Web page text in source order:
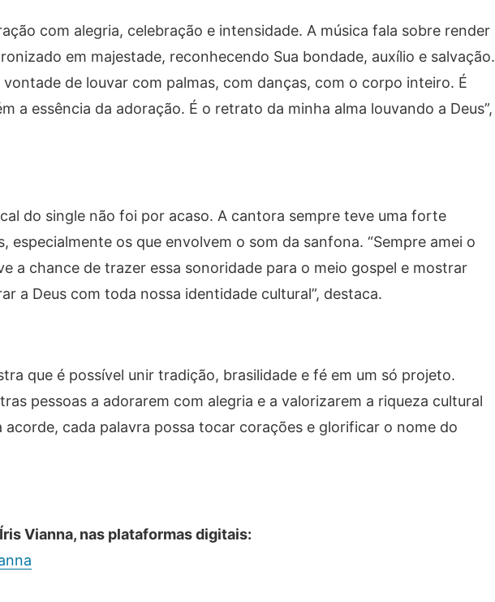
com alegria, celebração e intensidade. A música fala sobre render
em majestade, reconhecendo Sua bondade, auxílio e salvação.
de louvar com palmas, com danças, com o corpo inteiro. É
a essência da adoração. É o retrato da minha alma louvando a Deus”,
do single não foi por acaso. A cantora sempre teve uma forte
os que envolvem o som da sanfona. “Sempre amei o
a chance de trazer essa sonoridade para o meio gospel e mostrar
a Deus com toda nossa identidade cultural”, destaca.
que é possível unir tradição, brasilidade e fé em um só projeto.
pessoas a adorarem com alegria e a valorizarem a riqueza cultural
acorde, cada palavra possa tocar corações e glorificar o nome do
Vianna, nas plataformas digitais: